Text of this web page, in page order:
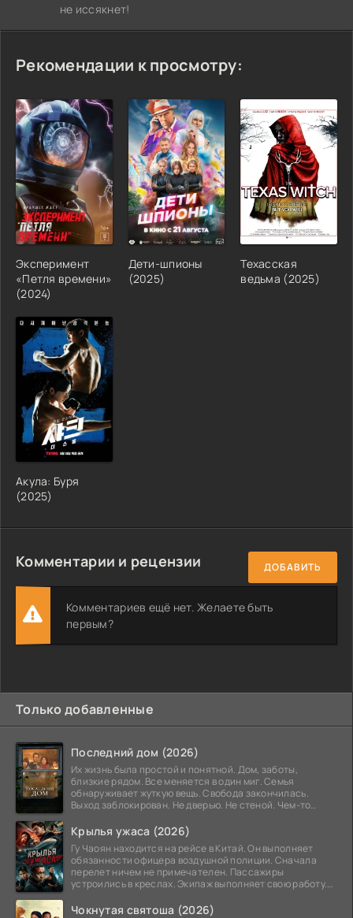
не иссякнет!
Рекомендации к просмотру:
Эксперимент
«Петля времени»
(2024)
Дети-шпионы
(2025)
Техасская
ведьма (2025)
Акула: Буря
(2025)
Комментарии и рецензии ДОБАВИТЬ
Комментариев ещё нет. Желаете быть
первым?
Только добавленные
Последний дом (2026)
Их жизнь была простой и понятной. Дом, заботы,
близкие рядом. Все меняется в один миг. Семья
обнаруживает жуткую вещь. Свобода закончилась.
Выход заблокирован. Не дверью. Не стеной. Чем-то
Крылья ужаса (2026)
Гу Чаоян находится на рейсе в Китай. Он выполняет
обязанности офицера воздушной полиции. Сначала
перелет ничем не примечателен. Пассажиры
устроились в креслах. Экипаж выполняет свою работу.
Чокнутая святоша (2026)